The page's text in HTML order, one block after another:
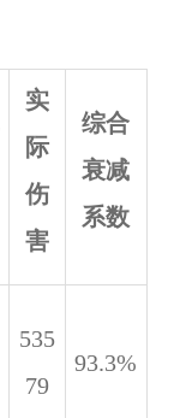
实
际
伤
害
综合
衰减
系数
535
79
93.3%